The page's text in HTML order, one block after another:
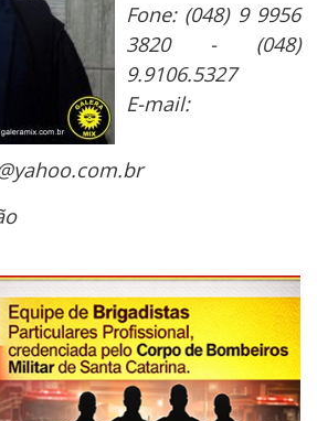
Fone: (048) 9 9956
3820 - (048)
9.9106.5327
E-mail: